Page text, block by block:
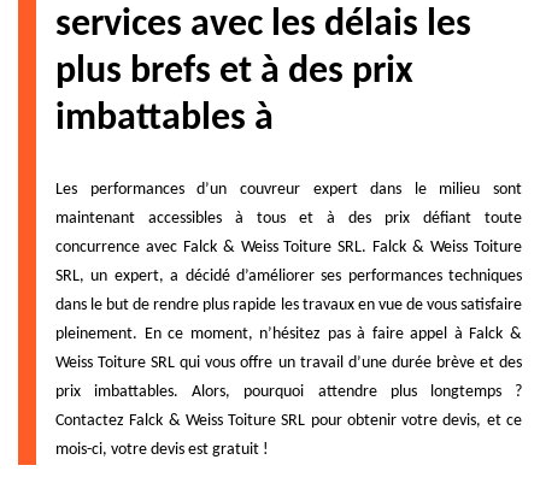
services avec les délais les
plus brefs et à des prix
imbattables à
Les performances d’un couvreur expert dans le milieu sont
maintenant accessibles à tous et à des prix défiant toute
concurrence avec Falck & Weiss Toiture SRL. Falck & Weiss Toiture
SRL, un expert, a décidé d’améliorer ses performances techniques
dans le but de rendre plus rapide les travaux en vue de vous satisfaire
pleinement. En ce moment, n’hésitez pas à faire appel à Falck &
Weiss Toiture SRL qui vous offre un travail d’une durée brève et des
prix imbattables. Alors, pourquoi attendre plus longtemps ?
Contactez Falck & Weiss Toiture SRL pour obtenir votre devis, et ce
mois-ci, votre devis est gratuit !